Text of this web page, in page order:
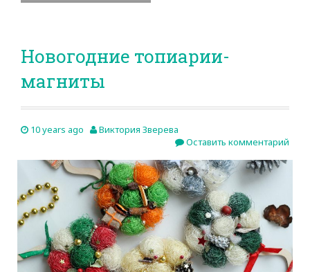
Новогодние топиарии-
магниты
10 years ago
Виктория Зверева
Оставить комментарий